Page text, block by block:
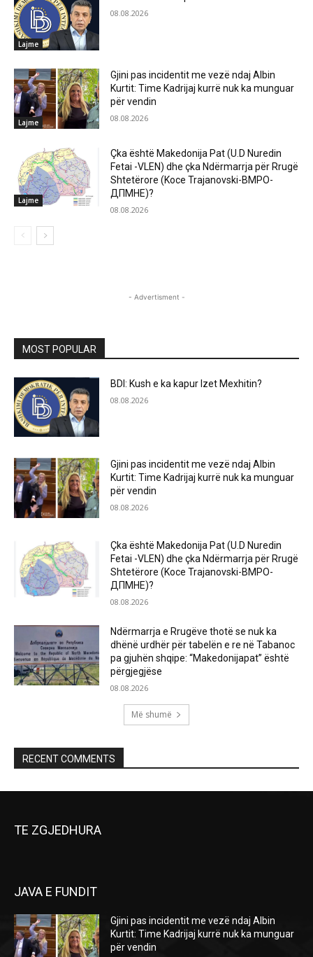
Lajme
08.08.2026
Lajme
Gjini pas incidentit me vezë ndaj Albin
Kurtit: Time Kadrijaj kurrë nuk ka munguar
për vendin
08.08.2026
Lajme
Çka është Makedonija Pat (U.D Nuredin
Fetai -VLEN) dhe çka Ndërmarrja për Rrugë
Shtetërore (Koce Trajanovski-ВМРО-
ДПМНЕ)?
08.08.2026
- Advertisment -
MOST POPULAR
BDI: Kush e ka kapur Izet Mexhitin?
08.08.2026
Gjini pas incidentit me vezë ndaj Albin
Kurtit: Time Kadrijaj kurrë nuk ka munguar
për vendin
08.08.2026
Çka është Makedonija Pat (U.D Nuredin
Fetai -VLEN) dhe çka Ndërmarrja për Rrugë
Shtetërore (Koce Trajanovski-ВМРО-
ДПМНЕ)?
08.08.2026
Ndërmarrja e Rrugëve thotë se nuk ka
dhënë urdhër për tabelën e re në Tabanoc
pa gjuhën shqipe: “Makedonijapat” është
përgjegjëse
08.08.2026
Më shumë
RECENT COMMENTS
TE ZGJEDHURA
JAVA E FUNDIT
Gjini pas incidentit me vezë ndaj Albin
Kurtit: Time Kadrijaj kurrë nuk ka munguar
për vendin